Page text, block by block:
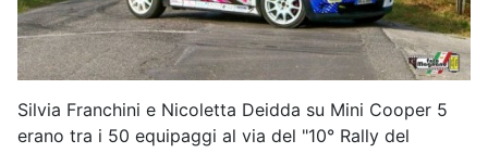
Silvia Franchini e Nicoletta Deidda su Mini Cooper 5
erano tra i 50 equipaggi al via del "10° Rally del